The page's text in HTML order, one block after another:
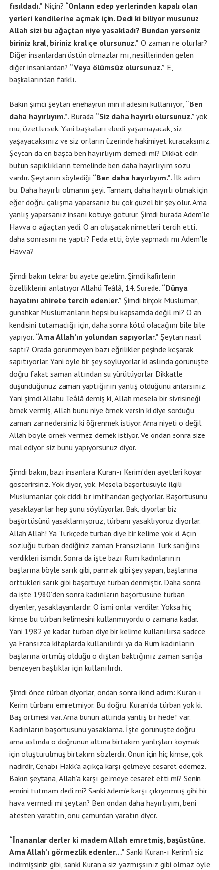
fısıldadı.” Niçin? “Onların edep yerlerinden kapalı olan
yerleri kendilerine açmak için. Dedi ki biliyor musunuz
Allah sizi bu ağaçtan niye yasakladı? Bundan yerseniz
biriniz kral, biriniz kraliçe olursunuz.” O zaman ne olurlar?
Diğer insanlardan üstün olmazlar mı, nesillerinden gelen
diğer insanlardan? “Veya ölümsüz olursunuz.” E,
başkalarından farklı.
Bakın şimdi şeytan enehayrun min ifadesini kullanıyor, “Ben
daha hayırlıyım.”. Burada “Siz daha hayırlı olursunuz.” yok
mu, özetlersek. Yani başkaları ebedi yaşamayacak, siz
yaşayacaksınız ve siz onların üzerinde hakimiyet kuracaksınız.
Şeytan da en başta ben hayırlıyım demedi mi? Dikkat edin
bütün sapıklıkların temelinde ben daha hayırlıyım sözü
vardır. Şeytanın söylediği “Ben daha hayırlıyım.”. İlk adım
bu. Daha hayırlı olmanın şeyi. Tamam, daha hayırlı olmak için
eğer doğru çalışma yaparsanız bu çok güzel bir şey olur. Ama
yanlış yaparsanız insanı kötüye götürür. Şimdi burada Adem’le
Havva o ağaçtan yedi. O an oluşacak nimetleri tercih etti,
daha sonrasını ne yaptı? Feda etti, öyle yapmadı mı Adem’le
Havva?
Şimdi bakın tekrar bu ayete gelelim. Şimdi kafirlerin
özelliklerini anlatıyor Allahü Teâlâ, 14. Surede. “Dünya
hayatını ahirete tercih edenler.” Şimdi birçok Müslüman,
günahkar Müslümanların hepsi bu kapsamda değil mi? O an
kendisini tutamadığı için, daha sonra kötü olacağını bile bile
yapıyor. “Ama Allah’ın yolundan sapıyorlar.” Şeytan nasıl
saptı? Orada görünmeyen bazı eğrilikler peşinde koşarak
sapıtıyorlar. Yani öyle bir şey söylüyorlar ki aslında görünüşte
doğru fakat saman altından su yürütüyorlar. Dikkatle
düşündüğünüz zaman yaptığının yanlış olduğunu anlarsınız.
Yani şimdi Allahü Teâlâ demiş ki, Allah mesela bir sivrisineği
örnek vermiş, Allah bunu niye örnek versin ki diye sorduğu
zaman zannedersiniz ki öğrenmek istiyor. Ama niyeti o değil.
Allah böyle örnek vermez demek istiyor. Ve ondan sonra size
mal ediyor, siz bunu yapıyorsunuz diyor.
Şimdi bakın, bazı insanlara Kuran-ı Kerim’den ayetleri koyar
gösterirsiniz. Yok diyor, yok. Mesela başörtüsüyle ilgili
Müslümanlar çok ciddi bir imtihandan geçiyorlar. Başörtüsünü
yasaklayanlar hep şunu söylüyorlar. Bak, diyorlar biz
başörtüsünü yasaklamıyoruz, türbanı yasaklıyoruz diyorlar.
Allah Allah! Ya Türkçede türban diye bir kelime yok ki. Açın
sözlüğü türban dediğiniz zaman Fransızların Türk sarığına
verdikleri isimdir. Sonra da işte bazı Rum kadınlarının
başlarına böyle sarık gibi, parmak gibi şey yapan, başlarına
örttükleri sarık gibi başörtüye türban denmiştir. Daha sonra
da işte 1980’den sonra kadınların başörtüsüne türban
diyenler, yasaklayanlardır. O ismi onlar verdiler. Yoksa hiç
kimse bu türban kelimesini kullanmıyordu o zamana kadar.
Yani 1982’ye kadar türban diye bir kelime kullanılırsa sadece
ya Fransızca kitaplarda kullanılırdı ya da Rum kadınların
başlarına örtmüş olduğu o dıştan baktığınız zaman sarığa
benzeyen başlıklar için kullanılırdı.
Şimdi önce türban diyorlar, ondan sonra ikinci adım: Kuran-ı
Kerim türbanı emretmiyor. Bu doğru. Kuran’da türban yok ki.
Baş örtmesi var. Ama bunun altında yanlış bir hedef var.
Kadınların başörtüsünü yasaklama. İşte görünüşte doğru
ama aslında o doğrunun altına birtakım yanlışları koymak
için oluşturulmuş birtakım sözlerdir. Onun için hiç kimse, çok
nadirdir, Cenabı Hakk’a açıkça karşı gelmeye cesaret edemez.
Bakın şeytana, Allah’a karşı gelmeye cesaret etti mi? Senin
emrini tutmam dedi mi? Sanki Adem’e karşı çıkıyormuş gibi bir
hava vermedi mi şeytan? Ben ondan daha hayırlıyım, beni
ateşten yarattın, onu çamurdan yaratın diyor.
“İnananlar derler ki madem Allah emretmiş, başüstüne.
Ama Allah’ı görmezlik edenler…” Sanki Kuran-ı Kerim’i siz
indirmişsiniz gibi, sanki Kuran’a siz yazmışsınız gibi olmaz öyle